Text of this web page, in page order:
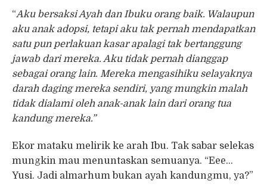
“Aku bersaksi Ayah dan Ibuku orang baik. Walaupun
aku anak adopsi, tetapi aku tak pernah mendapatkan
satu pun perlakuan kasar apalagi tak bertanggung
jawab dari mereka. Aku tidak pernah dianggap
sebagai orang lain. Mereka mengasihiku selayaknya
darah daging mereka sendiri, yang mungkin malah
tidak dialami oleh anak-anak lain dari orang tua
kandung mereka.”
Ekor mataku melirik ke arah Ibu. Tak sabar selekas
mungkin mau menuntaskan semuanya. “Eee…
Yusi. Jadi almarhum bukan ayah kandungmu, ya?”